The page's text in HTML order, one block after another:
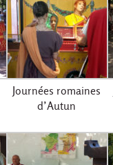
Journées romaines
d’Autun